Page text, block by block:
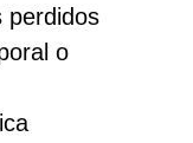
perdidos
o